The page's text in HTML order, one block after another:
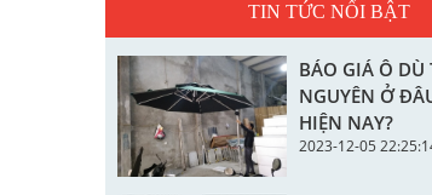
TIN TỨC NỔI BẬT
BÁO GIÁ Ô DÙ
NGUYÊN Ở
HIỆN NAY?
2023-12-05